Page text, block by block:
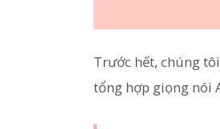
Trước hết, chúng
tổng hợp giọng nói